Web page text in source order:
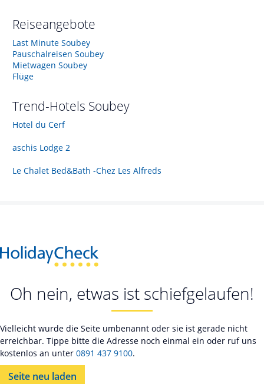
Reiseangebote
Last Minute Soubey
Pauschalreisen Soubey
Mietwagen Soubey
Flüge
Trend-Hotels Soubey
Hotel du Cerf
aschis Lodge 2
Le Chalet Bed&Bath -Chez Les Alfreds
Oh nein, etwas ist schiefgelaufen!
Vielleicht wurde die Seite umbenannt oder sie ist gerade nicht
erreichbar. Tippe bitte die Adresse noch einmal ein oder ruf uns
kostenlos an unter 0891 437 9100.
Seite neu laden